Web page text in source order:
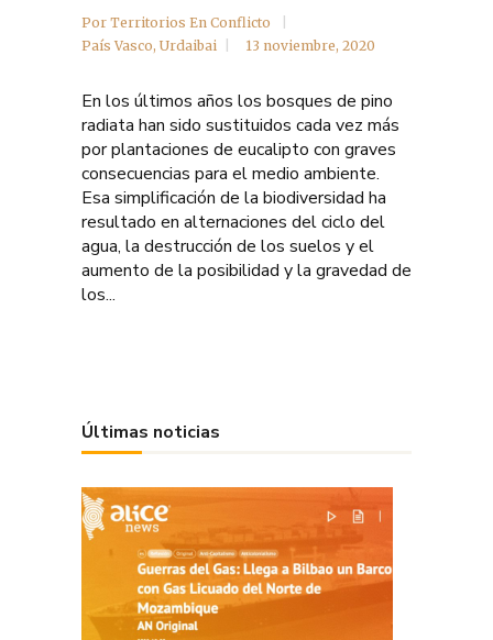
Por Territorios En Conflicto
País Vasco, Urdaibai 13 noviembre, 2020
En los últimos años los bosques de pino
radiata han sido sustituidos cada vez más
por plantaciones de eucalipto con graves
consecuencias para el medio ambiente.
Esa simplificación de la biodiversidad ha
resultado en alternaciones del ciclo del
agua, la destrucción de los suelos y el
aumento de la posibilidad y la gravedad de
los...
Últimas noticias